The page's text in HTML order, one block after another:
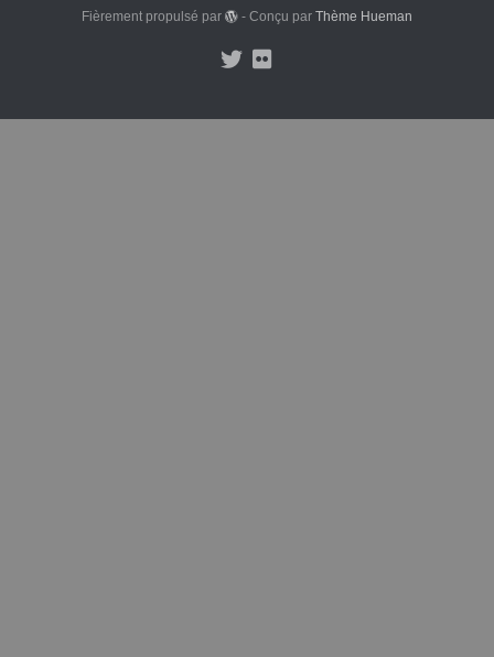
Fièrement propulsé par - Conçu par Thème Hueman